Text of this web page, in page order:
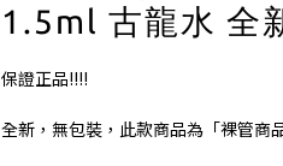
1.5ml 古龍水 全
保證正品!!!!
全新，無包裝，此款商品為「裸管商品